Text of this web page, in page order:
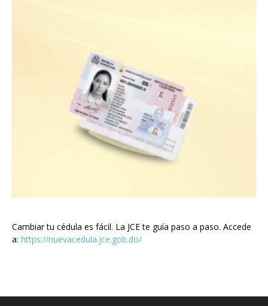
Cambiar tu cédula es fácil. La JCE te guía paso a paso. Accede
a: https://nuevacedula.jce.gob.do/